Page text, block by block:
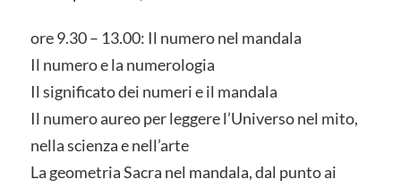
ore 9.30 – 13.00: Il numero nel mandala
Il numero e la numerologia
Il significato dei numeri e il mandala
Il numero aureo per leggere l’Universo nel mito,
nella scienza e nell’arte
La geometria Sacra nel mandala, dal punto ai